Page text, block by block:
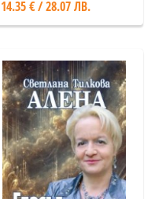
14.35 € / 28.07 ЛВ.